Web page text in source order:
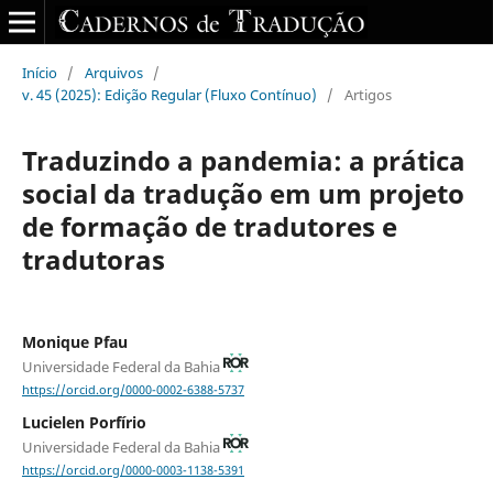
Início / Arquivos /
v. 45 (2025): Edição Regular (Fluxo Contínuo)
/ Artigos
Traduzindo a pandemia: a prática
social da tradução em um projeto
de formação de tradutores e
tradutoras
Monique Pfau
Universidade Federal da Bahia
https://orcid.org/0000-0002-6388-5737
Lucielen Porfírio
Universidade Federal da Bahia
https://orcid.org/0000-0003-1138-5391